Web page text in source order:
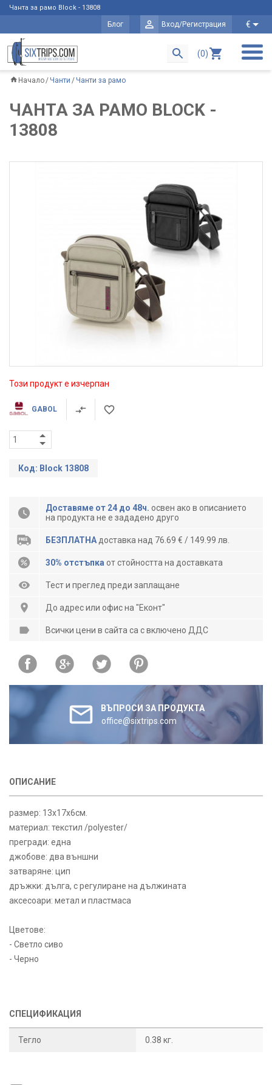
Чанта за рамо Block - 13808
Блог Вход/Регистрация €
(0)
Начало Чанти Чанти за рамо
ЧАНТА ЗА РАМО BLOCK -
13808
Този продукт е изчерпан
GABOL
Код: Block 13808
Доставяме от 24 до 48ч. освен ако в описанието
на продукта не е зададено друго
БЕЗПЛАТНА доставка над 76.69 € / 149.99 лв.
30% отстъпка от стойността на доставката
Тест и преглед преди заплащане
До адрес или офис на "Еконт"
Всички цени в сайта са с включено ДДС
ВЪПРОСИ ЗА ПРОДУКТА
office@sixtrips.com
ОПИСАНИЕ
размер: 13х17х6см.
материал: текстил /polyester/
прегради: една
джобове: два външни
затваряне: цип
дръжки: дълга, с регулиране на дължината
аксесоари: метал и пластмаса
Цветове:
- Светло сиво
- Черно
СПЕЦИФИКАЦИЯ
Тегло 0.38 кг.